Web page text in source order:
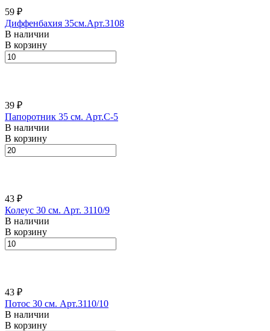
59 ₽
Диффенбахия 35см.Арт.3108
В наличии
В корзину
39 ₽
Папоротник 35 см. Арт.C-5
В наличии
В корзину
43 ₽
Колеус 30 см. Арт. 3110/9
В наличии
В корзину
43 ₽
Потос 30 см. Арт.3110/10
В наличии
В корзину